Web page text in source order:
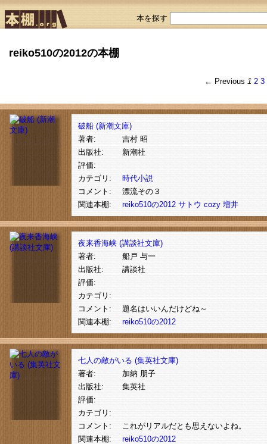
本を探す
reiko510の2012の本棚
← Previous 1 2 3
破船 (新潮文庫)
著者:
吉村 昭
出版社:
新潮社
評価:
カテゴリ:
時代小説
コメント:
漂流その３
関連本棚:
reiko510の2012 サトウ cozy 増井
夜来香海峡 (講談社文庫)
著者:
船戸 与一
出版社:
講談社
評価:
カテゴリ:
コメント:
題名はいいんだけどね～
関連本棚:
reiko510の2012
七人の敵がいる (集英社文庫)
著者:
加納 朋子
出版社:
集英社
評価:
カテゴリ:
コメント:
これがリアルだとも思えないよね。
関連本棚:
reiko510の2012